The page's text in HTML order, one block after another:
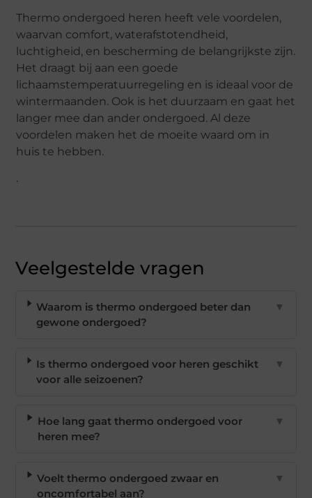
Thermo ondergoed heren heeft vele voordelen,
waarvan comfort, waterafstotendheid,
luchtigheid, en bescherming de belangrijkste zijn.
Het draagt bij aan een goede
lichaamstemperatuurregeling en is ideaal voor de
wintermaanden. Ook is het duurzaam en gaat het
langer mee dan ander ondergoed. Al deze
voordelen maken het de moeite waard om in
huis te hebben.
.
Veelgestelde vragen
Waarom is thermo ondergoed beter dan
gewone ondergoed?
▼
Is thermo ondergoed voor heren geschikt
voor alle seizoenen?
▼
Hoe lang gaat thermo ondergoed voor
heren mee?
▼
Voelt thermo ondergoed zwaar en
oncomfortabel aan?
▼